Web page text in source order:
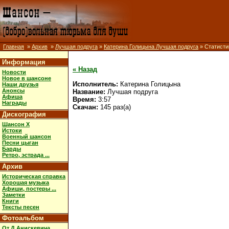
Главная » Архив » Лучшая подруга » Катерина Голицына Лучшая подруга »
Информация
Новости
Новое в шансоне
Наши друзья
Анонсы
Афиша
Награды
Дискография
Шансон X
Истоки
Военный шансон
Песни цыган
Барды
Ретро, эстрада ...
Архив
Историческая справка
Хорошая музыка
Афиши, постеры ...
Заметки
Книги
Тексты песен
Фотоальбом
« Назад
Исполнитель: Катерина Голицына
Название: Лучшая подруга
Время: 3:57
Скачан: 145 раз(а)